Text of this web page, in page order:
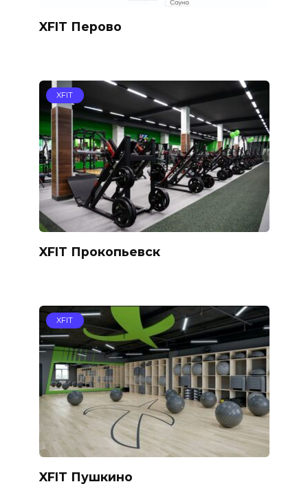
XFIT Перово
XFIT
XFIT Прокопьевск
XFIT
XFIT Пушкино